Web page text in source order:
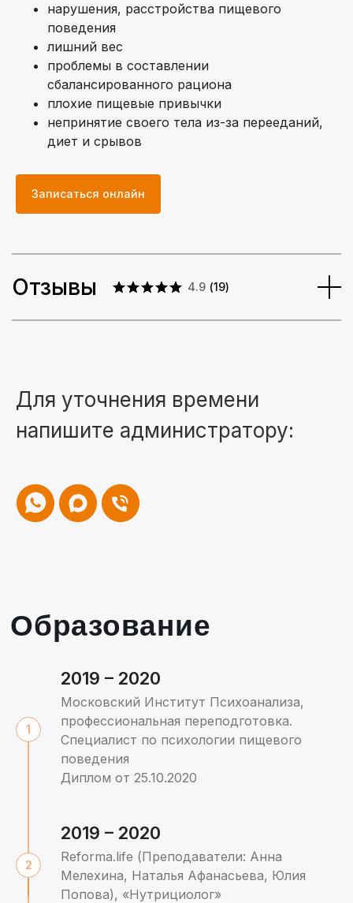
нарушения, расстройства пищевого
поведения
лишний вес
проблемы в составлении
сбалансированного рациона
плохие пищевые привычки
непринятие своего тела из-за перееданий,
диет и срывов
Записаться онлайн
Отзывы 4.9 (19)
Для уточнения времени
напишите администратору:
2019 – 2020
Московский Институт Психоанализа,
профессиональная переподготовка.
Специалист по психологии пищевого
поведения
Диплом от 25.10.2020
2019 – 2020
Reforma.life (Преподаватели: Анна
Мелехина, Наталья Афанасьева, Юлия
Попова), «Нутрициолог»